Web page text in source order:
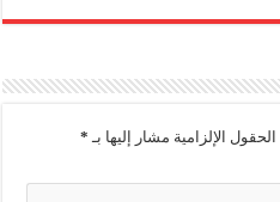
الحقول الإلزامية مشار إليها بـ *